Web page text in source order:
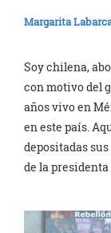
Margarita
Soy chilena,
con motivo del
años vivo en
en este país.
depositadas
de la